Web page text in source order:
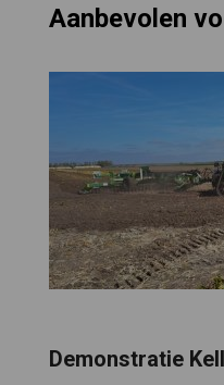
Aanbevolen
Demonstratie